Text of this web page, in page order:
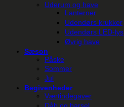
Uderum og have
Lanterner
Udendørs krukker
Udendørs LED-lys
Øvrig have
Sæson
Påske
Sommer
Jul
Begivenheder
Værtindegaver